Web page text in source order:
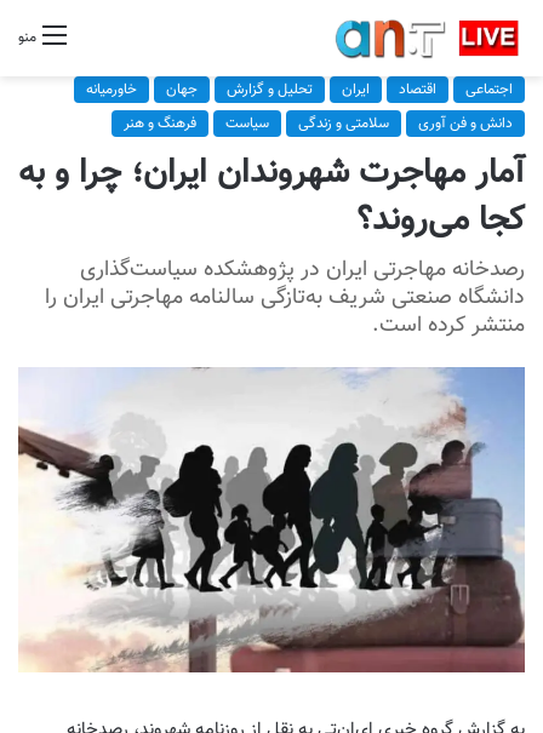
منو
اجتماعی اقتصاد ایران تحلیل و گزارش جهان
خاورمیانه
دانش و فن آوری
سلامتی و زندگی سیاست فرهنگ و هنر
آمار مهاجرت شهروندان ایران؛ چرا و به
کجا می‌روند؟
رصدخانه مهاجرتی ایران در پژوهشکده سیاست‌گذاری
دانشگاه صنعتی شریف به‌تازگی سالنامه مهاجرتی ایران را
منتشر کرده است.